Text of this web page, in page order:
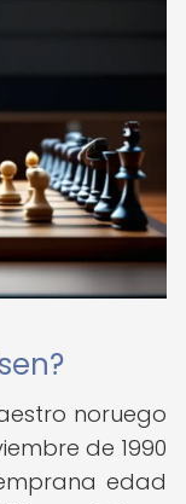
noruego
de 1990
edad